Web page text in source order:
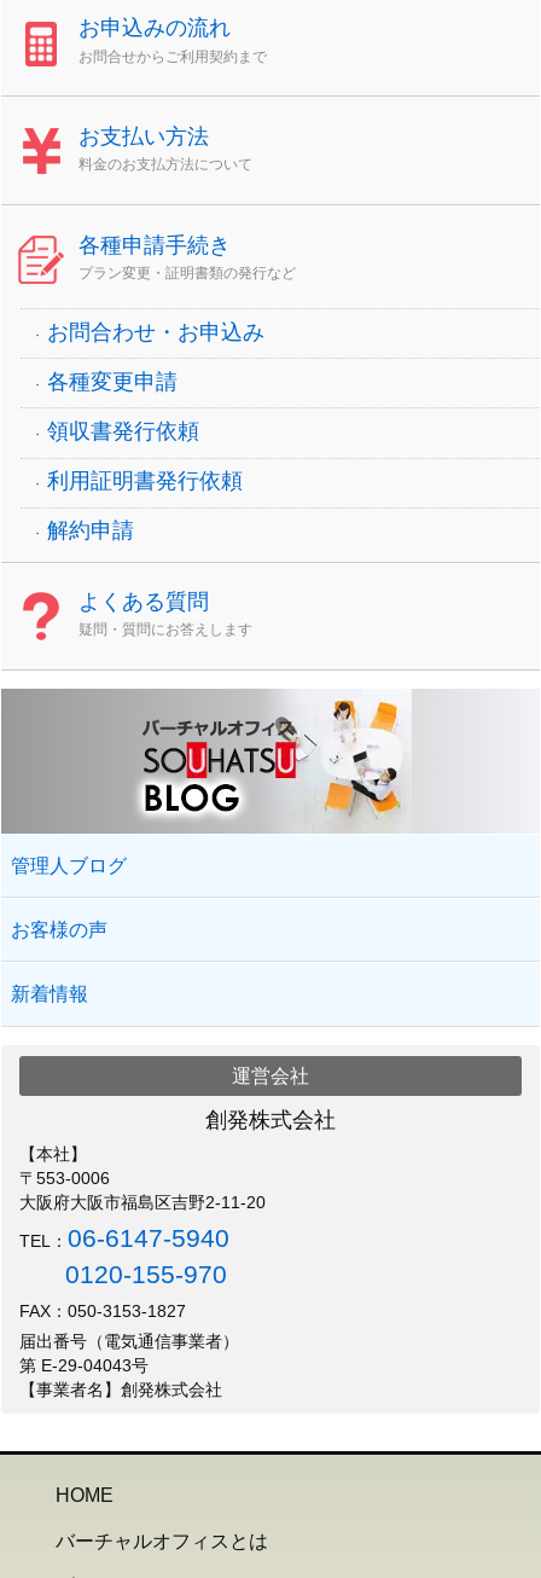
お申込みの流れ
お問合せからご利用契約まで
お支払い方法
料金のお支払方法について
各種申請手続き
プラン変更・証明書類の発行など
お問合わせ・お申込み
各種変更申請
領収書発行依頼
利用証明書発行依頼
解約申請
よくある質問
疑問・質問にお答えします
管理人ブログ
お客様の声
新着情報
運営会社
創発株式会社
【本社】
〒553-0006
大阪府大阪市福島区吉野2-11-20
TEL：06-6147-5940
0120-155-970
FAX：050-3153-1827
届出番号（電気通信事業者）
第 E-29-04043号
【事業者名】創発株式会社
HOME
バーチャルオフィスとは